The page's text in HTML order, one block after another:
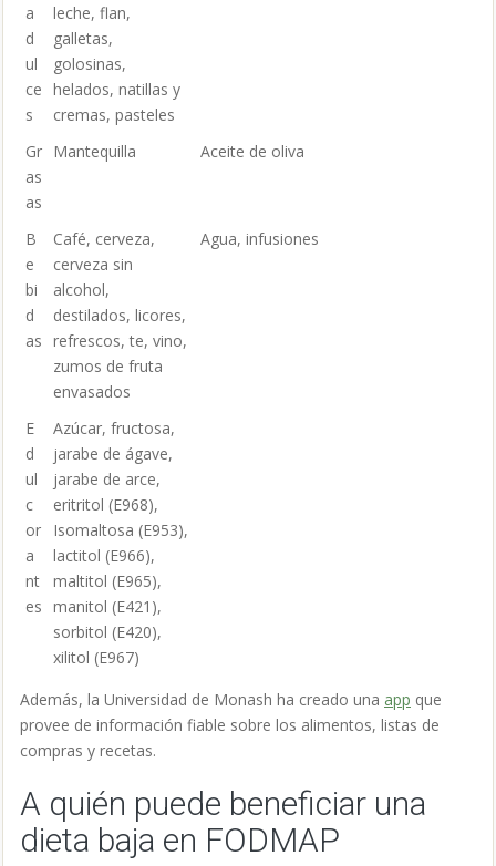
a
d
ul
ce
s
leche, flan,
galletas,
golosinas,
helados, natillas y
cremas, pasteles
Gr
as
as
Mantequilla Aceite de oliva
B
e
bi
d
as
Café, cerveza,
cerveza sin
alcohol,
destilados, licores,
refrescos, te, vino,
zumos de fruta
envasados
Agua, infusiones
E
d
ul
c
or
a
nt
es
Azúcar, fructosa,
jarabe de ágave,
jarabe de arce,
eritritol (E968),
Isomaltosa (E953),
lactitol (E966),
maltitol (E965),
manitol (E421),
sorbitol (E420),
xilitol (E967)
Además, la Universidad de Monash ha creado una app que
provee de información fiable sobre los alimentos, listas de
compras y recetas.
A quién puede beneficiar una
dieta baja en FODMAP